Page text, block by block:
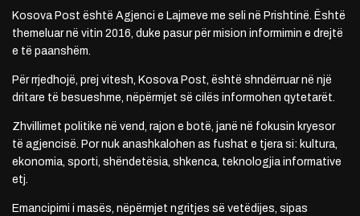
Kosova Post është Agjenci e Lajmeve me seli në Prishtinë. Është
themeluar në vitin 2016, duke pasur për mision informimin e drejtë
e të paanshëm.
Për rrjedhojë, prej vitesh, Kosova Post, është shndërruar në një
dritare të besueshme, nëpërmjet së cilës informohen qytetarët.
Zhvillimet politike në vend, rajon e botë, janë në fokusin kryesor
të agjencisë. Por nuk anashkalohen as fushat e tjera si: kultura,
ekonomia, sporti, shëndetësia, shkenca, teknologjia informative
etj.
Emancipimi i masës, nëpërmjet ngritjes së vetëdijes, sipas